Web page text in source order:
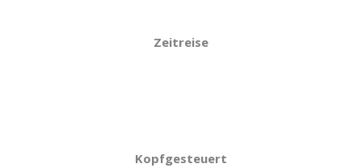
Zeitreise
Kopfgesteuert